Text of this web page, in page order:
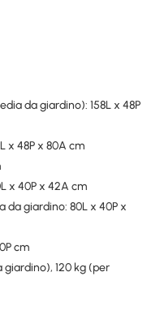
da giardino): 158L x 48P
x 48P x 80A cm
x 40P x 42A cm
da giardino: 80L x 40P x
cm
giardino), 120 kg (per